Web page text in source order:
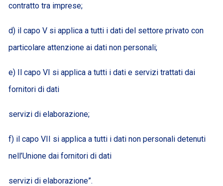
contratto tra imprese;
d) il capo V si applica a tutti i dati del settore privato con
particolare attenzione ai dati non personali;
e) Il capo VI si applica a tutti i dati e servizi trattati dai
fornitori di dati
servizi di elaborazione;
f) il capo VII si applica a tutti i dati non personali detenuti
nell’Unione dai fornitori di dati
servizi di elaborazione”.